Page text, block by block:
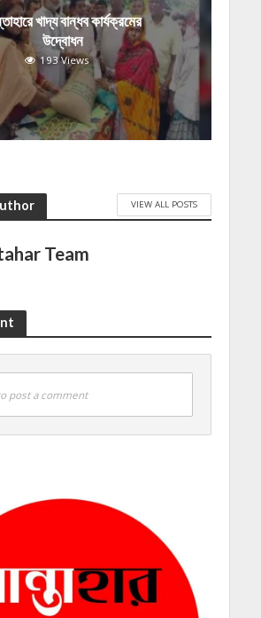
খাদ্য বান্ধব কার্যক্রমের
উদ্বোধন
193 Views
VIEW ALL POSTS
Team
post a comment